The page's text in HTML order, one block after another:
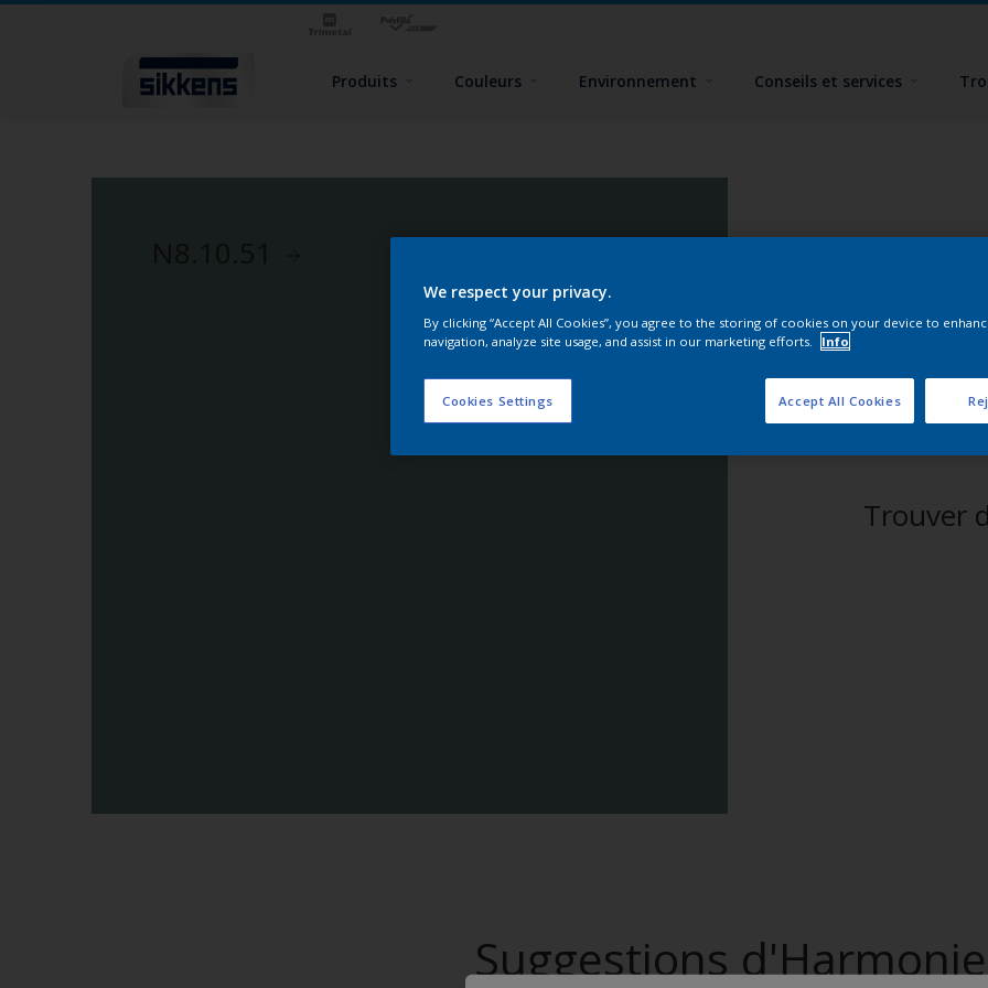
Produits Couleurs Environnement Conseils et services
Trouver
Suggestions
We respect your privacy.
By clicking “Accept All Cookies”, you agree to the storing of cookies on your device to
navigation, analyze site usage, and assist in our marketing efforts.
Info
Cookies Settings Accept All Cookies